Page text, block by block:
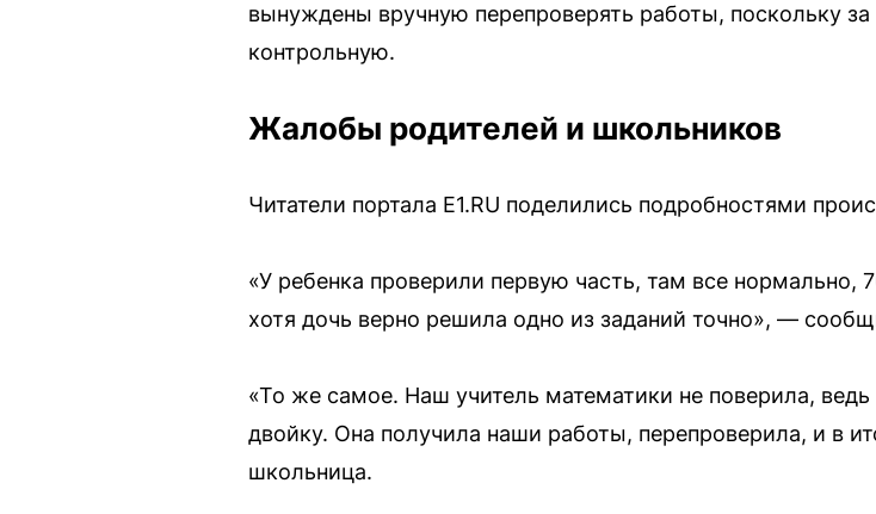
вынуждены вручную перепроверять работы, поскольку за
контрольную.
Жалобы родителей и школьников
Читатели портала E1.RU поделились подробностями
«У ребенка проверили первую часть, там все нормально,
хотя дочь верно решила одно из заданий точно», —
«То же самое. Наш учитель математики не поверила,
двойку. Она получила наши работы, перепроверила, и в
школьница.